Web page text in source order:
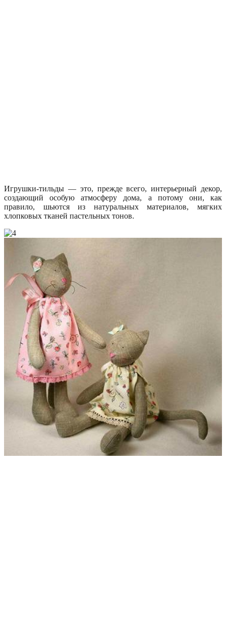
Игрушки-тильды — это, прежде всего, интерьерный декор,
создающий особую атмосферу дома, а потому они, как
правило, шьются из натуральных материалов, мягких
хлопковых тканей пастельных тонов.